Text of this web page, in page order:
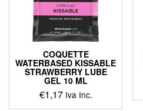
COQUETTE
WATERBASED KISSABLE
STRAWBERRY LUBE
GEL 10 ML
€1,17 Iva Inc.